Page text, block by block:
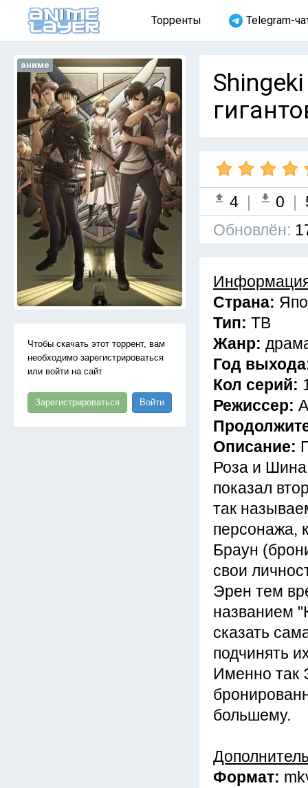
Торренты Telegram-
аниме
Чтобы скачать этот торрент, вам
необходимо зарегистрироваться
или войти на сайт
Зарегистрироваться Войти
4 | 0 |
Обновлён:
Страна:
Тип: ТВ
Жанр:
Год
Кол серий:
Режиссер:
Описание:
Роза и Шина
показал
так
персонажа,
Браун
свои
Эрен тем
названием
сказать
подчинять
Именно так
большему.
Формат: